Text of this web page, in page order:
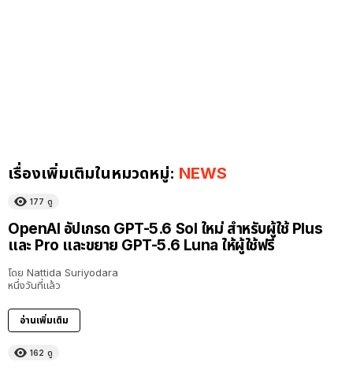
เรื่องเพิ่มเติมในหมวดหมู่: NEWS
177 ดู
OpenAI อัปเกรด GPT-5.6 Sol ใหม่ สำหรับผู้ใช้ Plus
และ Pro และขยาย GPT-5.6 Luna ให้ผู้ใช้ฟรี
โดย Nattida Suriyodara
หนึ่งวันที่แล้ว
อ่านเพิ่มเติม
162 ดู